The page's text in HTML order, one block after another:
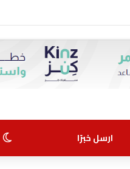
ارسل خبرًا